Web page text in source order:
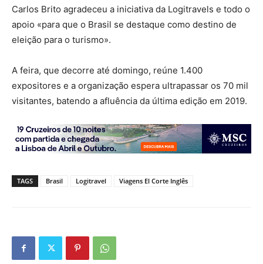
Carlos Brito agradeceu a iniciativa da Logitravels e todo o
apoio «para que o Brasil se destaque como destino de
eleição para o turismo».
A feira, que decorre até domingo, reúne 1.400
expositores e a organização espera ultrapassar os 70 mil
visitantes, batendo a afluência da última edição em 2019.
TAGS Brasil Logitravel Viagens El Corte Inglês